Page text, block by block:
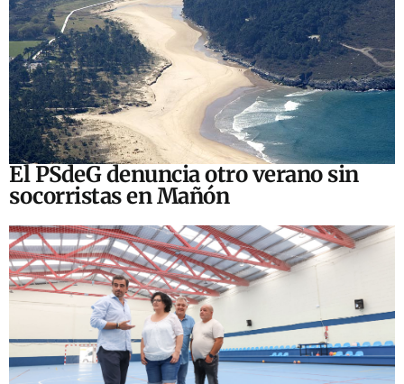
El PSdeG denuncia otro verano sin
socorristas en Mañón